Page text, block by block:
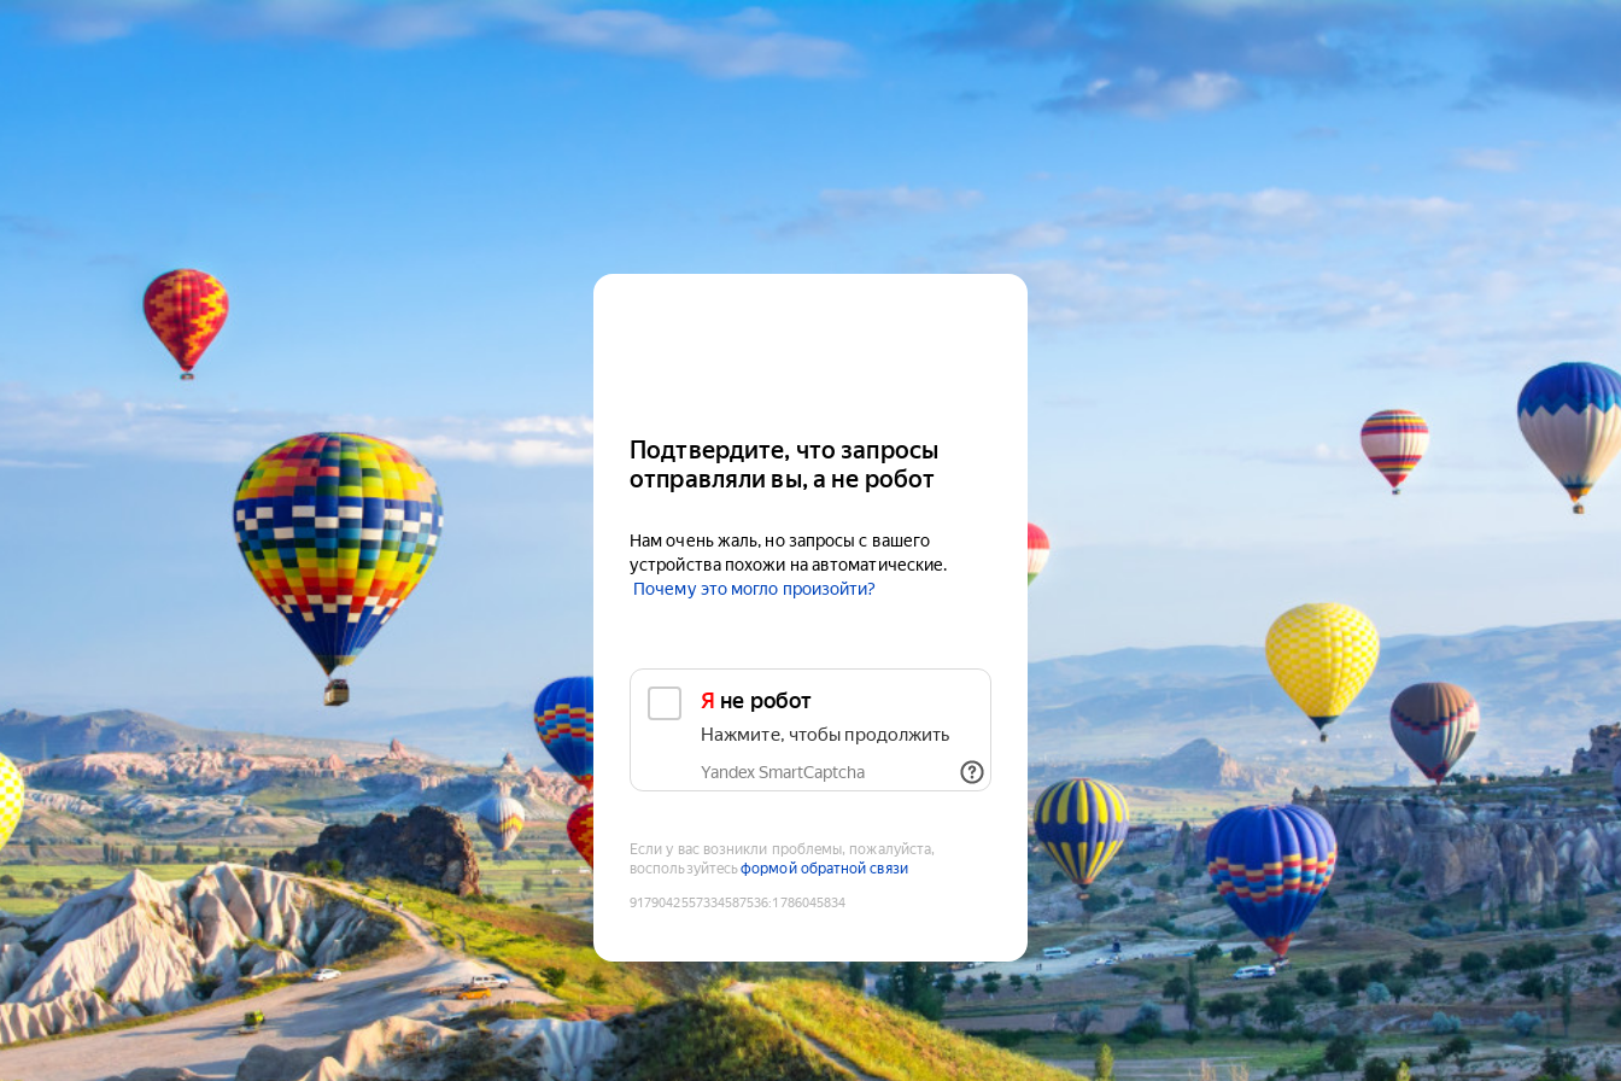
Подтвердите, что запросы
отправляли вы, а не робот
Нам очень жаль, но запросы с вашего
устройства похожи на автоматические.
Почему это могло произойти?
Я не робот
Нажмите, чтобы продолжить
Yandex SmartCaptcha
Если у вас возникли проблемы, пожалуйста,
воспользуйтесьформой обратной связи
9179042557334587536:1786045834